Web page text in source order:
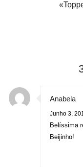
Anabela
Junho 3,
Belíssima
Beijinho!